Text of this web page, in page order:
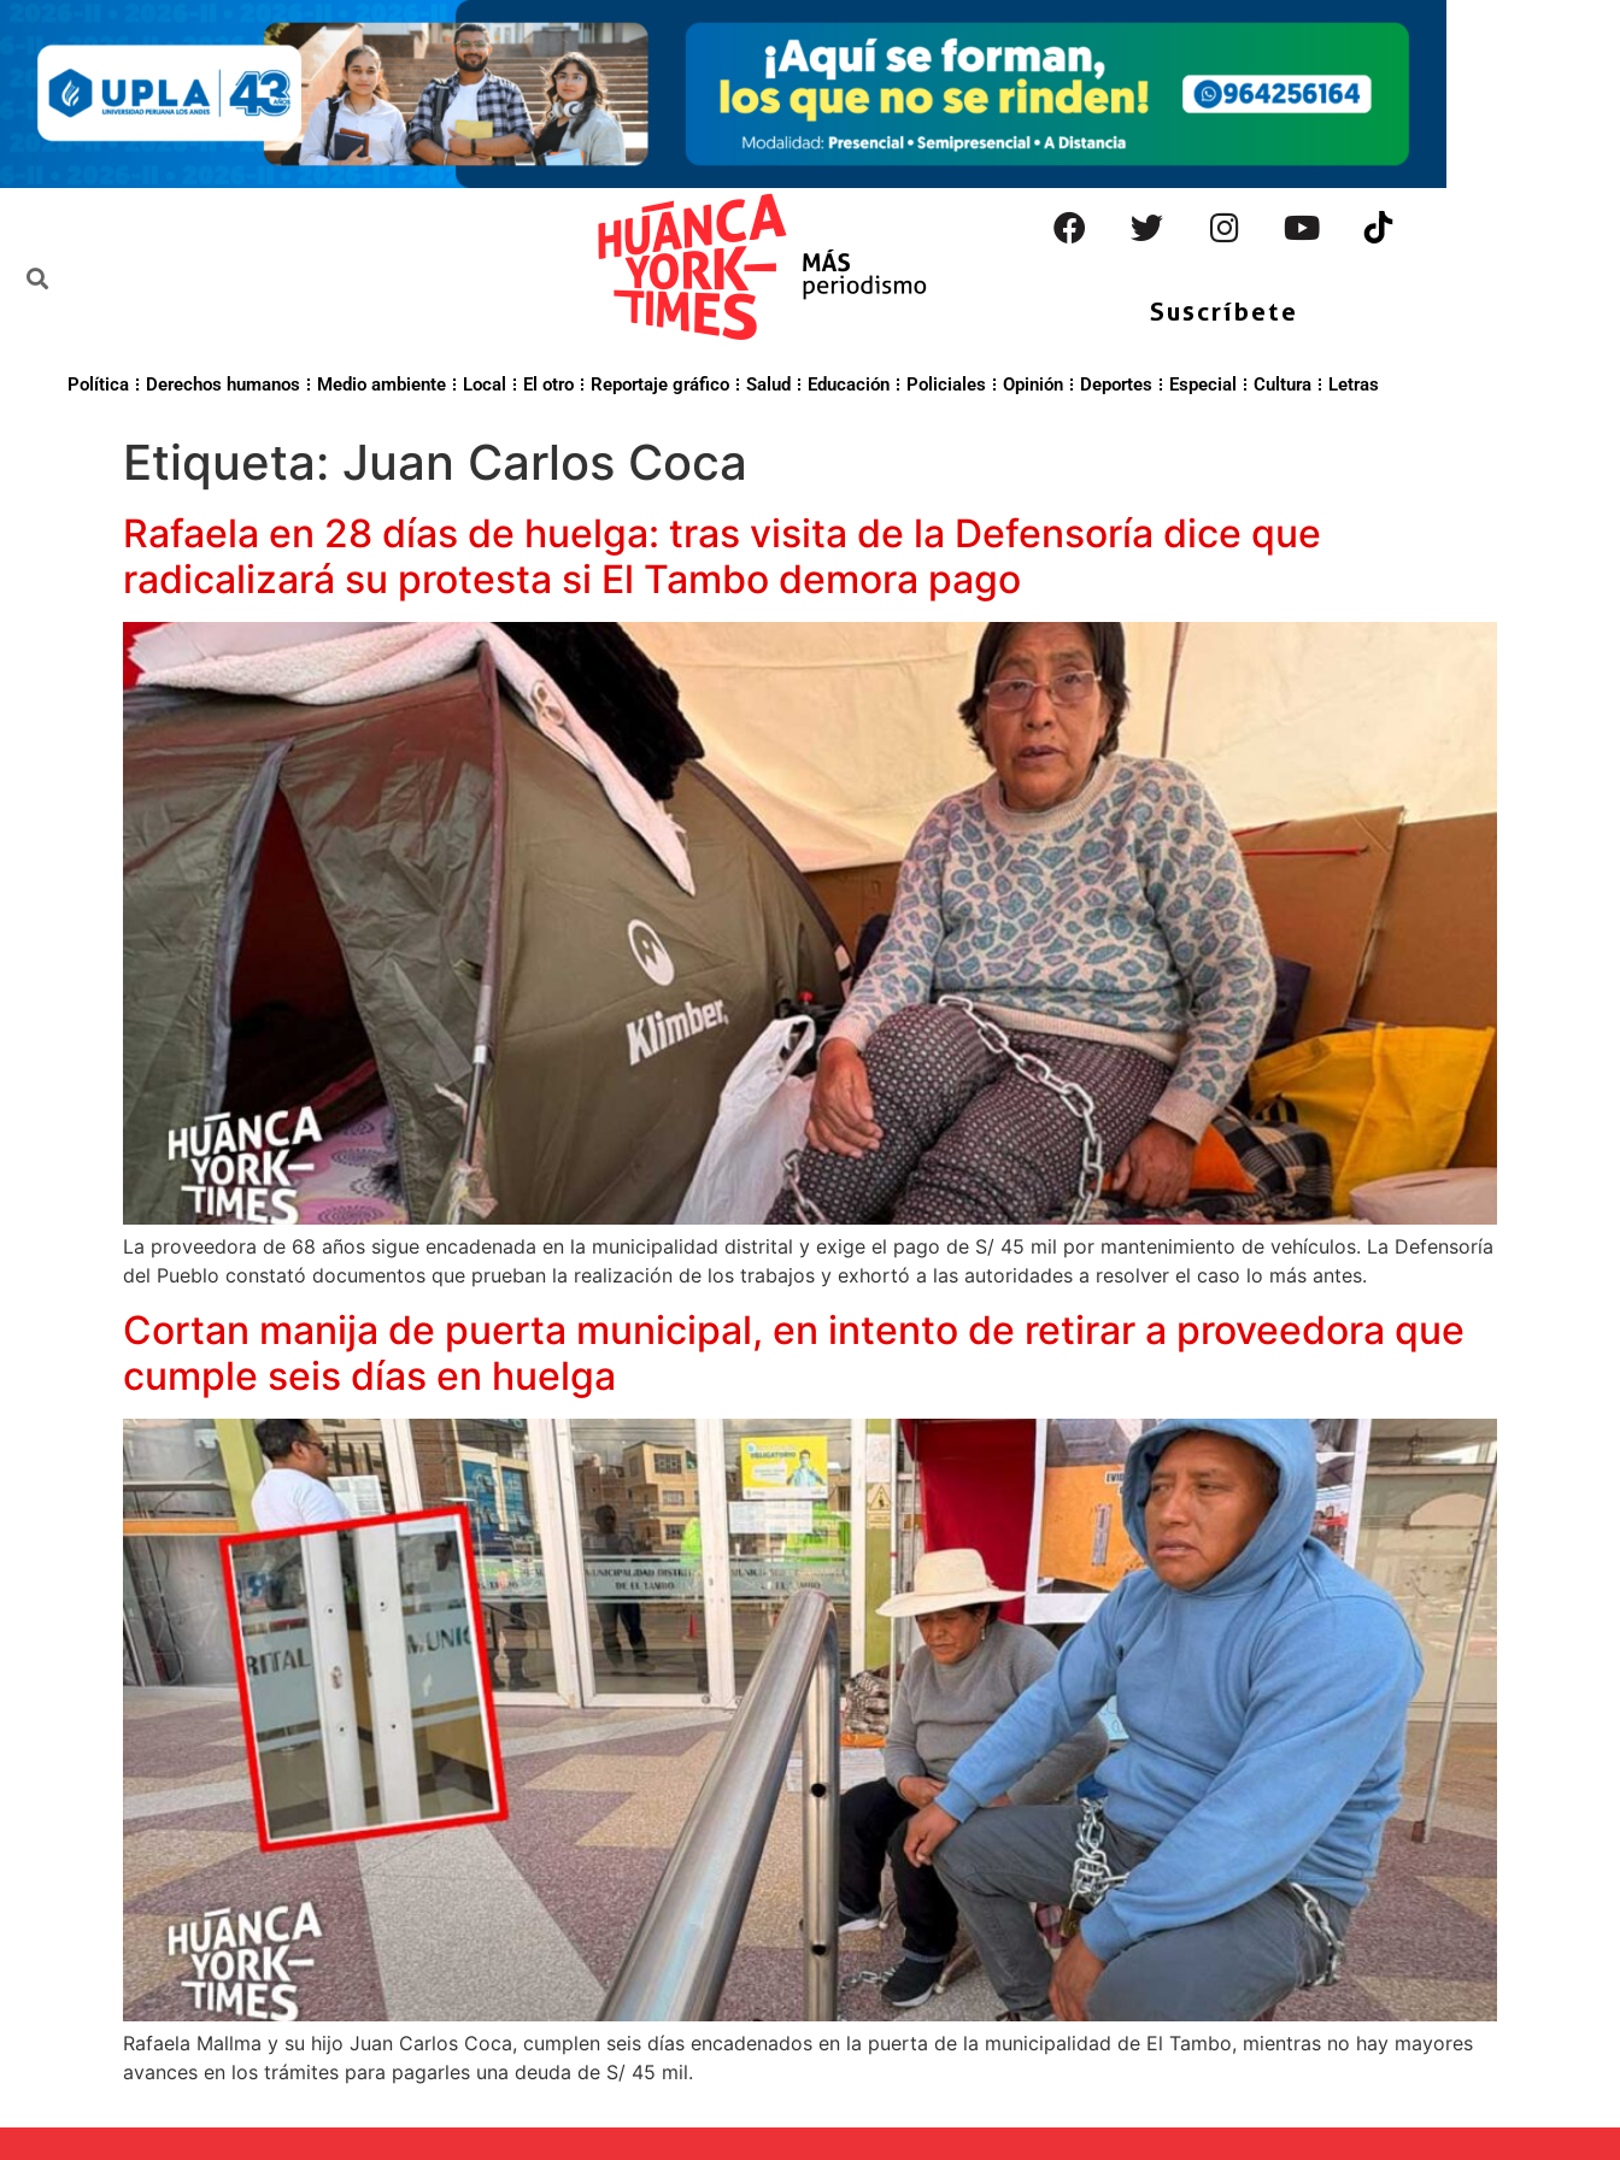
Suscríbete
Política Derechos humanos Medio ambiente Local El otro Reportaje gráfico Salud Educación Policiales Opinión Deportes Especial Cultura Letras
Etiqueta: Juan Carlos Coca
Rafaela en 28 días de huelga: tras visita de la Defensoría dice que
radicalizará su protesta si El Tambo demora pago
La proveedora de 68 años sigue encadenada en la municipalidad distrital y exige el pago de S/ 45 mil por mantenimiento de vehículos. La Defensoría
del Pueblo constató documentos que prueban la realización de los trabajos y exhortó a las autoridades a resolver el caso lo más antes.
Cortan manija de puerta municipal, en intento de retirar a proveedora que
cumple seis días en huelga
Rafaela Mallma y su hijo Juan Carlos Coca, cumplen seis días encadenados en la puerta de la municipalidad de El Tambo, mientras no hay mayores
avances en los trámites para pagarles una deuda de S/ 45 mil.